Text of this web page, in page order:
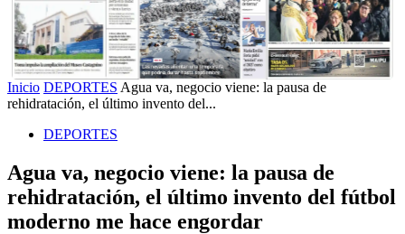
Inicio DEPORTES Agua va, negocio viene: la pausa de
rehidratación, el último invento del...
DEPORTES
Agua va, negocio viene: la pausa de
rehidratación, el último invento del fútbol
moderno me hace engordar